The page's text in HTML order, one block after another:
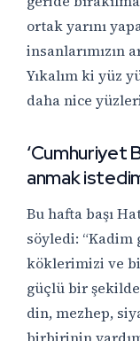
ortak yarını
insanlarımızın
Yıkalım ki yüz
daha nice
‘Cumhuriyet
anmak
Bu hafta başı
söyledi:
köklerimizi ve
güçlü bir
din, mezhep,